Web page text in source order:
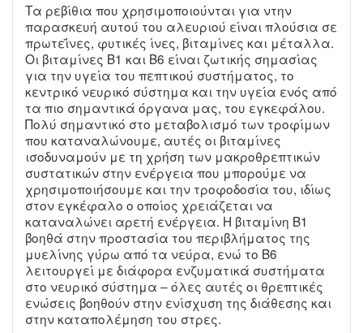
Τα ρεβίθια που χρησιμοποιούνται για ντην
παρασκευή αυτού του αλευριού είναι πλούσια σε
πρωτεΐνες, φυτικές ίνες, βιταμίνες και μέταλλα.
Οι βιταμίνες Β1 και Β6 είναι ζωτικής σημασίας
για την υγεία του πεπτικού συστήματος, το
κεντρικό νευρικό σύστημα και την υγεία ενός από
τα πιο σημαντικά όργανα μας, του εγκεφάλου.
Πολύ σημαντικό στο μεταβολισμό των τροφίμων
που καταναλώνουμε, αυτές οι βιταμίνες
ισοδυναμούν με τη χρήση των μακροθρεπτικών
συστατικών στην ενέργεια που μπορούμε να
χρησιμοποιήσουμε και την τροφοδοσία του, ιδίως
στον εγκέφαλο ο οποίος χρειάζεται να
καταναλώνει αρετή ενέργεια. Η βιταμίνη Β1
βοηθά στην προστασία του περιβλήματος της
μυελίνης γύρω από τα νεύρα, ενώ το B6
λειτουργεί με διάφορα ενζυματικά συστήματα
στο νευρικό σύστημα – όλες αυτές οι θρεπτικές
ενώσεις βοηθούν στην ενίσχυση της διάθεσης και
στην καταπολέμηση του στρες.